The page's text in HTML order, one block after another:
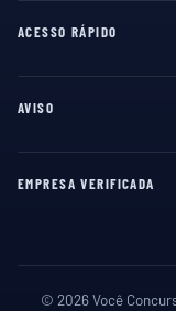
ACESSO RÁPIDO
AVISO
EMPRESA VERIFICADA
© 2026 Você